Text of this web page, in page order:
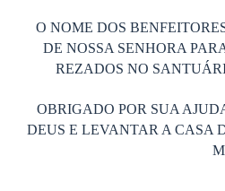
O NOME DOS
DE NOSSA SENHORA
REZADOS NO
OBRIGADO POR SUA
DEUS E LEVANTAR A CASA